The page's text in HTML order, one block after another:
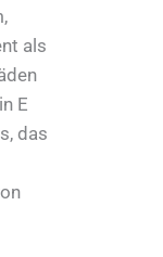
als
E
das